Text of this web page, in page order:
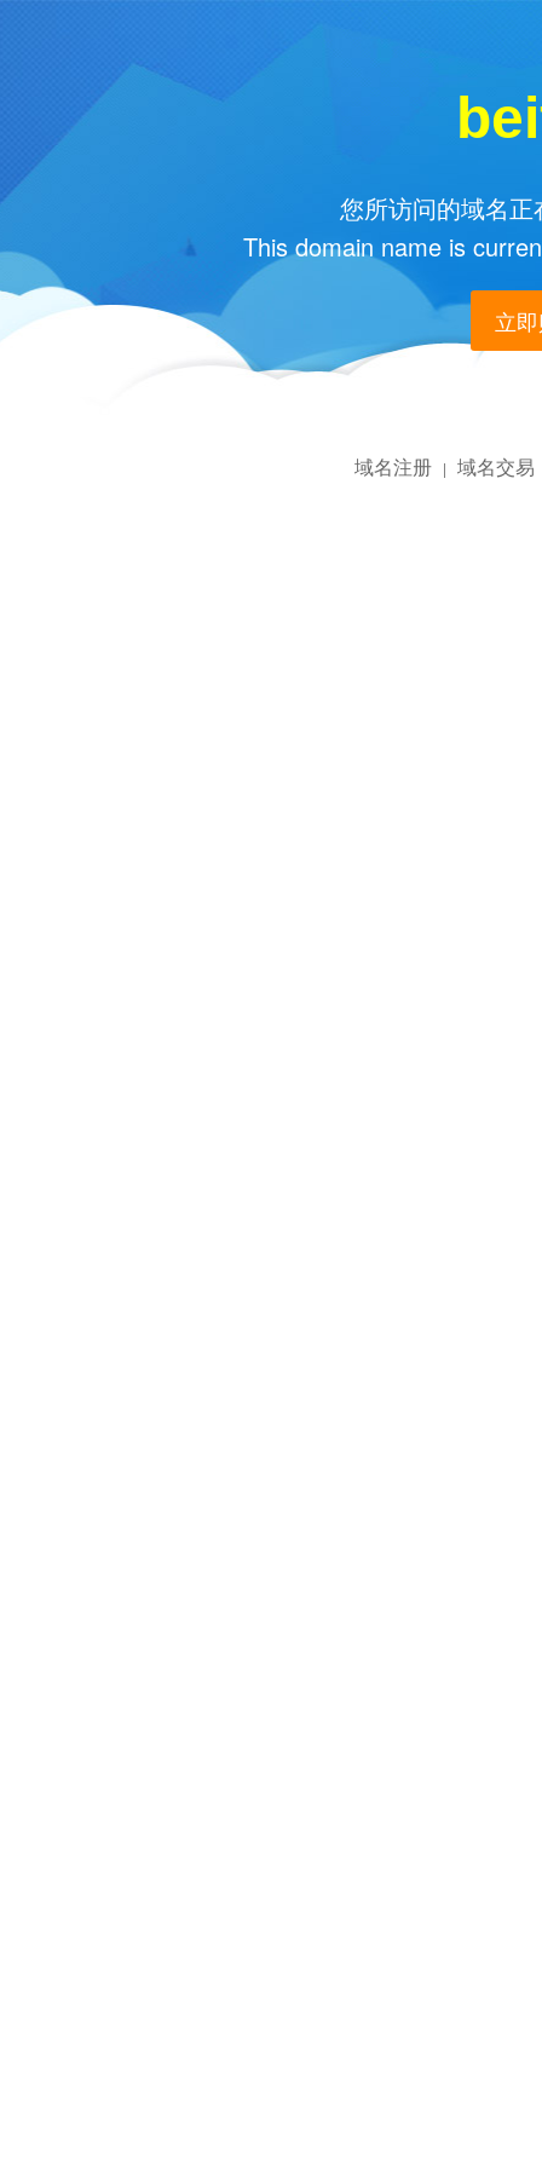
您所访问的域名
This domain name is
立
域名注册 | 域名交易